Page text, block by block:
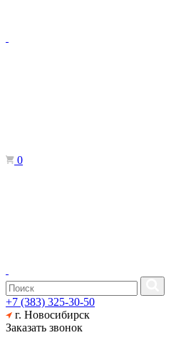
0
+7 (383) 325-30-50
г. Новосибирск
Заказать звонок